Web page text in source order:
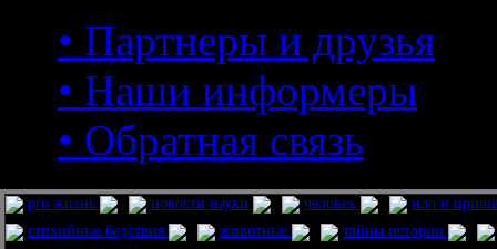
• Партнеры и друзья
• Наши информеры
• Обратная связь
pro жизнь новости науки человек
нло и
стихийные бедствия
животные
тайны истории